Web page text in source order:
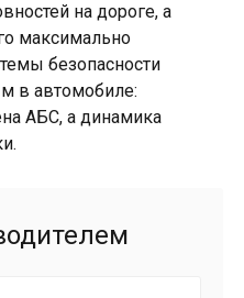
на дороге, а
максимально
безопасности
в автомобиле:
АБС, а динамика